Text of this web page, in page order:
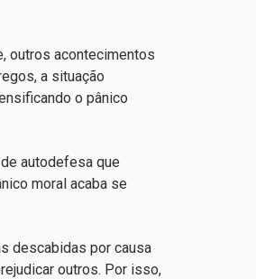
outros acontecimentos
a situação
o pânico
autodefesa que
moral acaba se
descabidas por causa
outros. Por isso,